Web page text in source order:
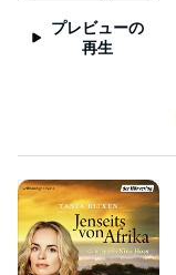
プレビューの
再生